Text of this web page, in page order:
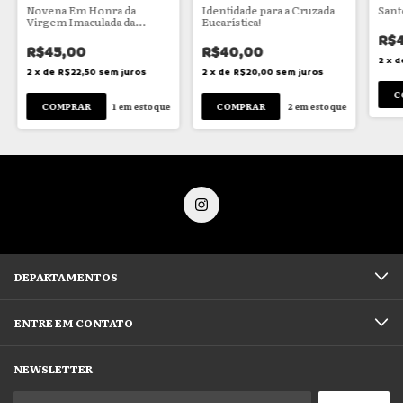
Novena Em Honra da
Virgem Imaculada da
Medalha Milagrosa
R$45,00
2 x de R$22,50 sem juros
1 em estoque
Identidade para a Cruzada
Eucarística!
R$40,00
2 x de R$20,00 sem juros
2em estoque
2 x
DEPARTAMENTOS
ENTRE EM CONTATO
NEWSLETTER